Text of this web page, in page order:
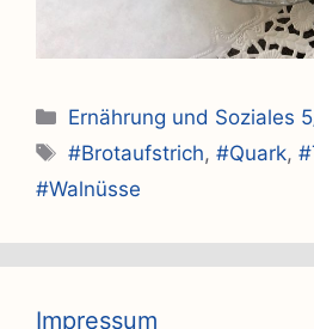
Kategorien
Ernährung und Soziales
Schlagwörter
#Brotaufstrich,#Quark,
#Walnüsse
Impressum